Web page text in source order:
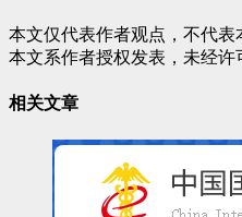
本文仅代表作者观点，不代表
本文系作者授权发表，未经许
相关文章